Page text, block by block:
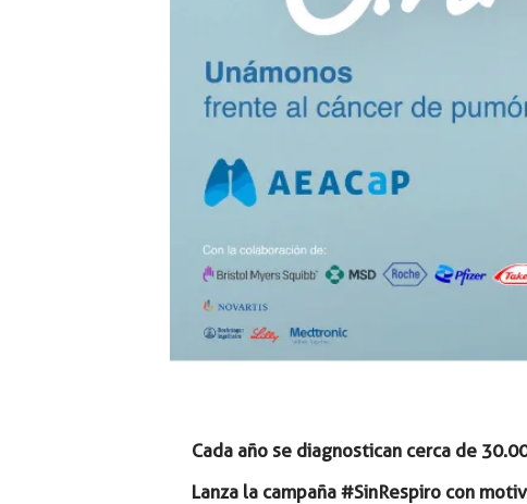
Cada año se diagnostican cerca de
Lanza la campaña #SinRespiro con